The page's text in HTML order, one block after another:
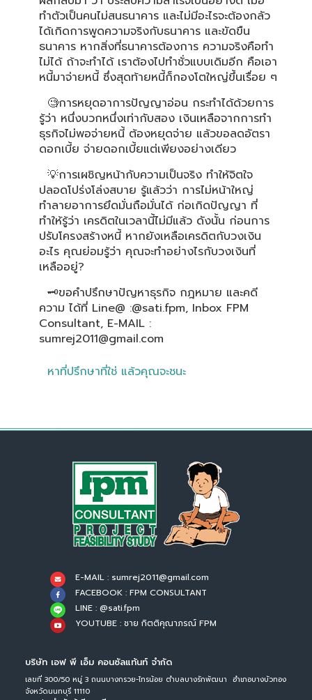
ทำตัวเป็นคนไม่สนธนาคาร และไม่มีอะไรจะต้องกลัว
ได้เกิดการพูดความจริงกับธนาคาร และขัดขืน
ธนาคาร หากสิ่งที่ธนาคารต้องการ ความจริงคือทำ
ไม่ได้ ถ้าจะทำได้ เราต้องไปทำชั่วแบบเดิมอีก คือเอา
หนี้มาจ่ายหนี้ ซึ่งสุดท้ายหนี้ก็กองโตใหญ่ขึ้นเรื่อย ๆ
🧐การหยุดอาการปัญญาอ่อน กระทำได้ด้วยการ
รู้ว่า หนึ่งบวกหนึ่งเท่ากับสอง เงินเหลือจากการทำ
ธุรกิจไม่พอจ่ายหนี้ ต้องหยุดจ่าย แล้วขอลดอัตรา
ดอกเบี้ย จ่ายดอกเบี้ยแต่เพียงอย่างเดียว
💡การเผชิญหน้ากับความเป็นจริง ทำให้จิตใจ
ปลอดโปร่งโล่งสบาย รู้แล้วว่า การไม่หน้าใหญ่
ทำลายอาการยึดมั่นถือมั่นได้ ก่อเกิดปัญญา ที่
ทำให้รู้ว่า เครดิตในเวลานี้ไม่มีแล้ว ดังนั้น ก่อนการ
ปรับโครงสร้างหนี้ หากยังเหลือเครดิตกับวงเงิน
อะไร คุณย่อมรู้ว่า คุณจะทำอย่างไรกับวงเงินที่
เหลืออยู่?
🗝ขอคำปรึกษาปัญหาธุรกิจ กฎหมาย และคดี
ความ ได้ที่ Line@ :@sati.fpm, Inbox FPM
Consultant, E-MAIL :
sumrej2011@gmail.com
หาที่ปรึกษาที่ใช่ แล้วคุณจะชนะ
E-MAIL : sumrej2011@gmail.com
FACEBOOK : FPM CONSULTANT
LINE : @sati.fpm
YOUTUBE : ชาย กิตติคุณาภรณ์ FPM
บริษัท เอฟ พี เอ็ม คอนซัลแท้นท์ จำกัด
เลขที่ 300/50 หมู่ 3 ถนนบางกรวย-ไทรน้อย ตำบลบางรักพัฒนา อำเภอบางบัวทอง
จังหวัดนนทบุรี 11110